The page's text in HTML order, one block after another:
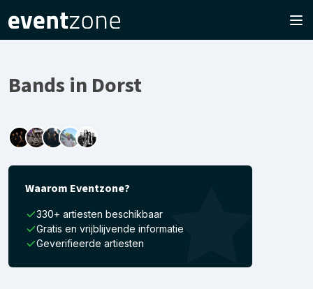
Bands in Dorst
Waarom Eventzone?
330+ artiesten beschikbaar
Gratis en vrijblijvende informatie
Geverifieerde artiesten